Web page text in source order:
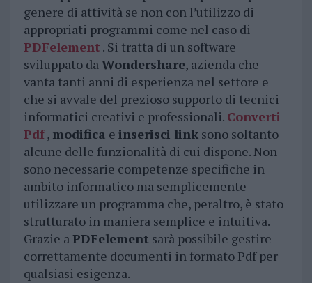
genere di attività se non con l’utilizzo di
appropriati programmi come nel caso di
PDFelement . Si tratta di un software
sviluppato daWondershare, azienda che
vanta tanti anni di esperienza nel settore e
che si avvale del prezioso supporto di tecnici
informatici creativi e professionali. Converti
Pdf, modifica e inserisci linksono soltanto
alcune delle funzionalità di cui dispone. Non
sono necessarie competenze specifiche in
ambito informatico ma semplicemente
utilizzare un programma che, peraltro, è stato
strutturato in maniera semplice e intuitiva.
Grazie aPDFelement sarà possibile gestire
correttamente documenti in formato Pdf per
qualsiasi esigenza.